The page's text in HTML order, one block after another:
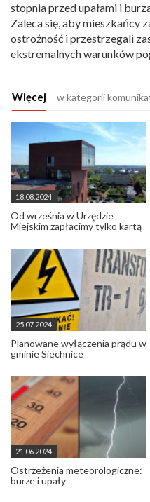
stopnia przed upałami i
Zaleca się, aby mieszkańcy
ostrożność i przestrzegali
ekstremalnych warunków
Więcej w kategorii
18.08.2024
Od września w Urzędzie
Miejskim zapłacimy tylko kartą
25.07.2024
Planowane wyłączenia prądu w
gminie Siechnice
21.06.2024
Ostrzeżenia meteorologiczne:
burze i upały